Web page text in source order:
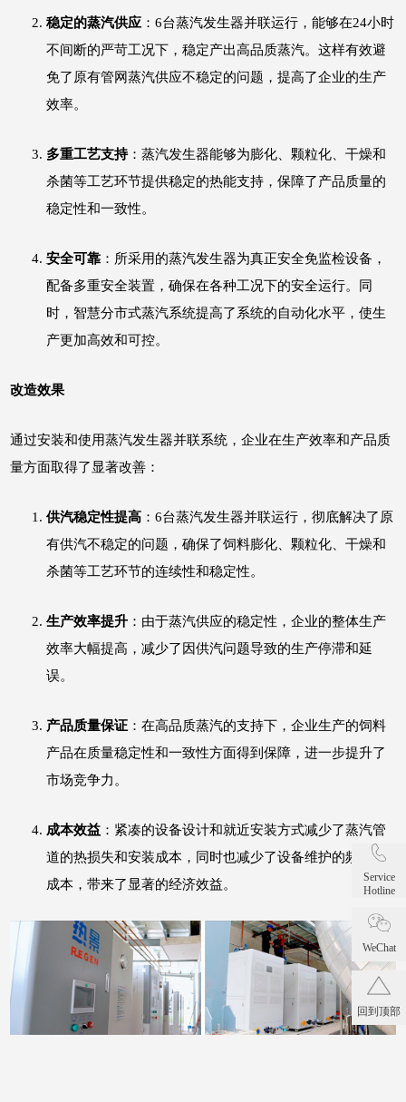
稳定的蒸汽供应 ：6台蒸汽发生器并联运行，能够在24小时
不间断的严苛工况下，稳定产出高品质蒸汽。这样有效避
免了原有管网蒸汽供应不稳定的问题，提高了企业的生产
效率。
多重工艺支持：蒸汽发生器能够为膨化、颗粒化、干燥和
杀菌等工艺环节提供稳定的热能支持，保障了产品质量的
稳定性和一致性。
安全可靠 ：所采用的蒸汽发生器为真正安全免监检设备，
配备多重安全装置，确保在各种工况下的安全运行。同
时，智慧分市式蒸汽系统提高了系统的自动化水平，使生
产更加高效和可控。
改造效果
通过安装和使用蒸汽发生器并联系统，企业在生产效率和产品质
量方面取得了显著改善：
供汽稳定性提高 ：6台蒸汽发生器并联运行，彻底解决了原
有供汽不稳定的问题，确保了饲料膨化、颗粒化、干燥和
杀菌等工艺环节的连续性和稳定性。
生产效率提升 ：由于蒸汽供应的稳定性，企业的整体生产
效率大幅提高，减少了因供汽问题导致的生产停滞和延
误。
产品质量保证 ：在高品质蒸汽的支持下，企业生产的饲料
产品在质量稳定性和一致性方面得到保障，进一步提升了
市场竞争力。
成本效益 ：紧凑的设备设计和就近安装方式减少了蒸汽管
道的热损失和安装成本，同时也减少了设备维护的频率和
成本，带来了显著的经济效益。
Service
Hotline
WeChat
回到顶部